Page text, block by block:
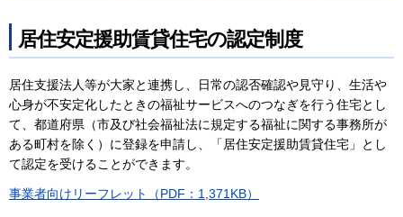
居住安定援助賃貸住宅の認定制度
居住支援法人等が大家と連携し、日常の認否確認や見守り、生活や
心身が不安定化したときの福祉サービスへのつなぎを行う住宅とし
て、都道府県（市及び社会福祉法に規定する福祉に関する事務所が
ある町村を除く）に登録を申請し、「居住安定援助賃貸住宅」とし
て認定を受けることができます。
事業者向けリーフレット（PDF：1,371KB）